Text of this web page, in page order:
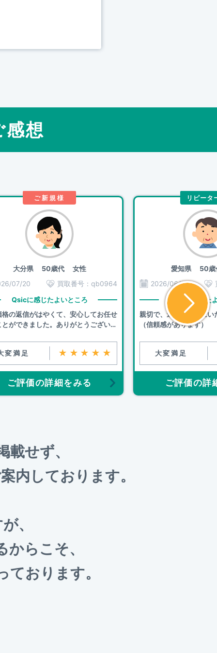
感想
ご新規様
大分県50歳代 女性
07/20
買取番号： qb0964
Qsicに感じたよいところ
格の返信がはやくて、安心してお任せ
とができました。ありがとうございま
変満足 ★★★★★
ご評価の詳細をみる
リピータ
愛知県50歳
2026/06/30
Qsicに感じた
親切で、連絡も早くにい
（信頼感があります）
大変満足
ご評価の詳
せず、
内しております。
、
らこそ、
おります。